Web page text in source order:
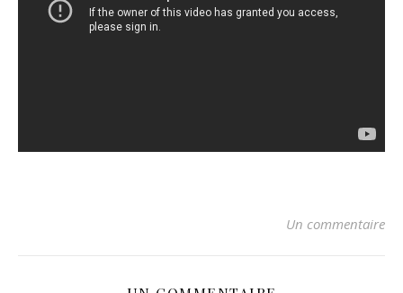
Un commentaire